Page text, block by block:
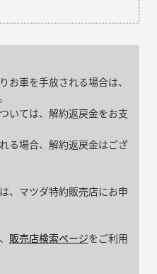
お車を手放される場合は、
いては、解約返戻金をお支
る場合、解約返戻金はござ
、マツダ特約販売店にお申
販売店検索ページをご利用